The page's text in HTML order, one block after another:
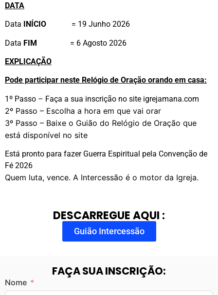
DATA
Data INÍCIO = 19 Junho 2026
Data FIM = 6 Agosto 2026
EXPLICAÇÃO
Pode participar neste Relógio de Oração orando em casa:
1º Passo – Faça a sua inscrição no site igrejamana.com
2º Passo – Escolha a hora em que vai orar
3º Passo – Baixe o Guião do Relógio de Oração que
está disponível no site
Está pronto para fazer Guerra Espiritual pela Convenção de
Fé 2026
Quem luta, vence. A Intercessão é o motor da Igreja.
DESCARREGUE AQUI :
Guião Intercessão
FAÇA SUA INSCRIÇÃO:
Nome